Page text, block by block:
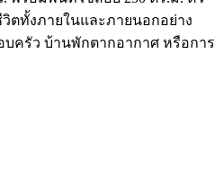
ตทั้งภายในและภายนอกอย่าง
ครัว บ้านพักตากอากาศ หรือการ